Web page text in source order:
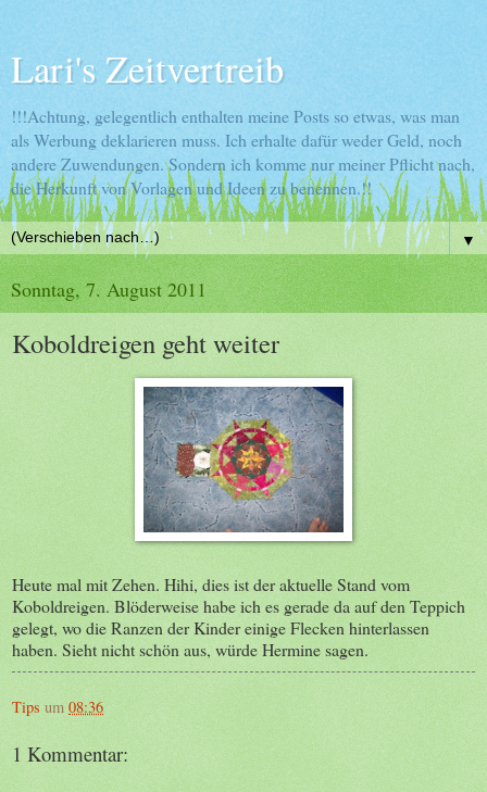
Lari's Zeitvertreib
!!!Achtung, gelegentlich enthalten meine Posts so etwas, was man
als Werbung deklarieren muss. Ich erhalte dafür weder Geld, noch
andere Zuwendungen. Sondern ich komme nur meiner Pflicht nach,
die Herkunft von Vorlagen und Ideen zu benennen.!!
▼
Sonntag, 7. August 2011
Koboldreigen geht weiter
Heute mal mit Zehen. Hihi, dies ist der aktuelle Stand vom
Koboldreigen. Blöderweise habe ich es gerade da auf den Teppich
gelegt, wo die Ranzen der Kinder einige Flecken hinterlassen
haben. Sieht nicht schön aus, würde Hermine sagen.
Tips um 08:36
1 Kommentar: